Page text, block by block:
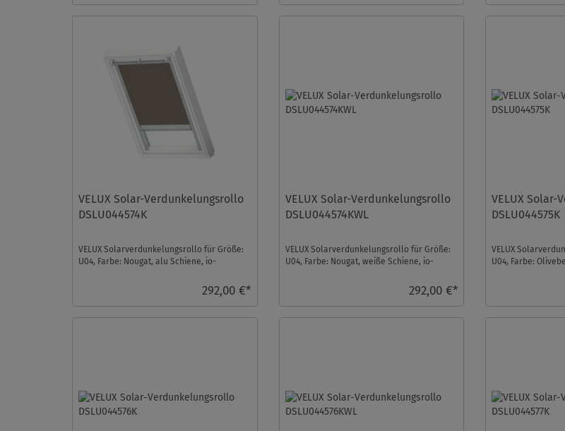
VELUX Solar-Verdunkelungsrollo
DSLU044574K
VELUX Solarverdunkelungsrollo für Größe:
U04, Farbe: Nougat, alu Schiene, io-
292,00 €*
VELUX Solar-Verdunkelungsrollo
DSLU044574KWL
VELUX Solarverdunkelungsrollo für Größe:
U04, Farbe: Nougat, weiße Schiene, io-
292,00 €*
VELUX Solar-
DSLU044575K
VELUX
U04, Farbe: